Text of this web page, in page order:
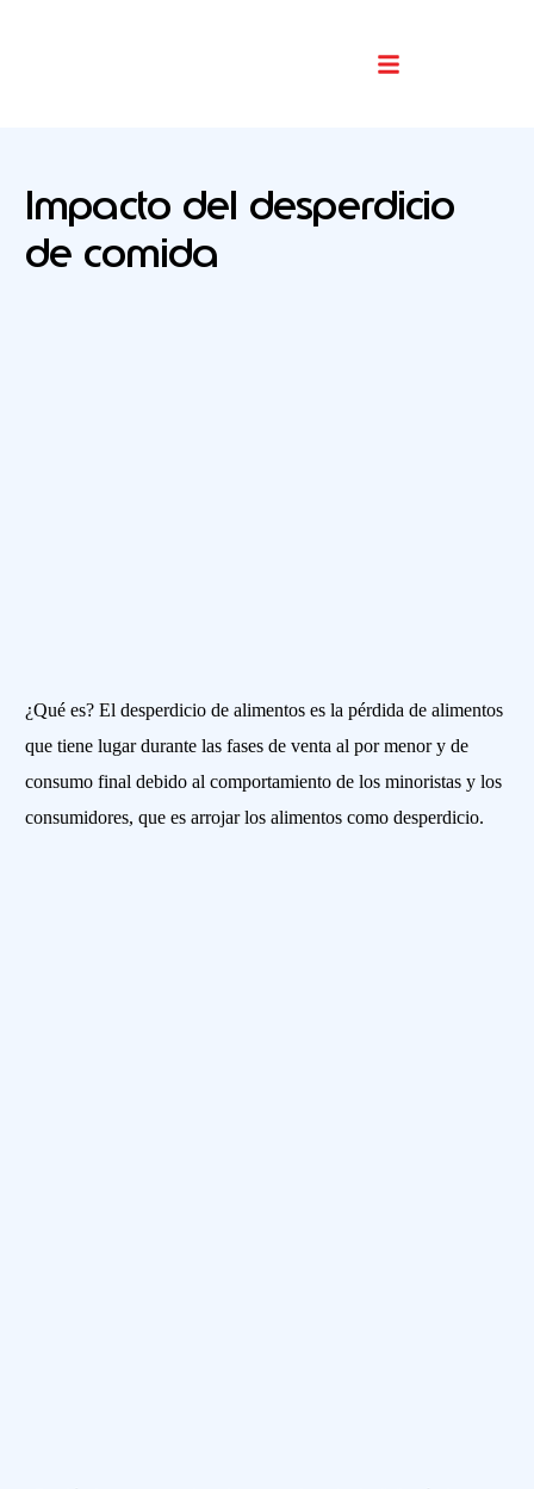
Impacto del desperdicio
de comida
¿Qué es? El desperdicio de alimentos es la pérdida de alimentos
que tiene lugar durante las fases de venta al por menor y de
consumo final debido al comportamiento de los minoristas y los
consumidores, que es arrojar los alimentos como desperdicio.